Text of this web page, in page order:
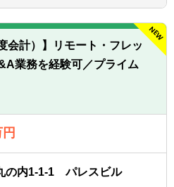
物像】
業務を推進し、組織の目標に対し
を持つ方
の向上に関して、高い意識で仕事
を牽引し、変化に柔軟に対応で
行い、組織の成長に貢献できる
た組織体制の強化
商品の組成支援を含む経理全般に
業務の推進
力】
門性を高めることができる環境で
ァンド会計を担当する経理2部で中
を担い、若手社員の育成を通じて
に直接貢献できます。
や信託会計など幅広い金融商品
会計）】リモート・フレッ
業務を経験可／プライム
の内1-1-1 パレスビル